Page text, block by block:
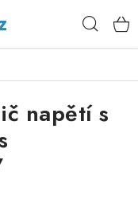
napětí s